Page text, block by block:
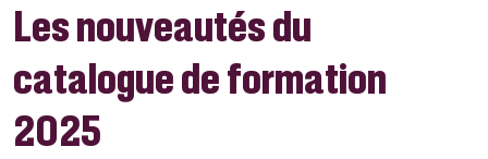
Les nouveautés du
catalogue de formation
2025